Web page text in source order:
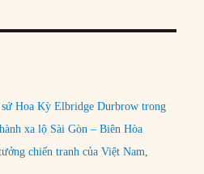
Hoa Kỳ Elbridge Durbrow trong
xa lộ Sài Gòn – Biên Hòa
chiến tranh của Việt Nam,